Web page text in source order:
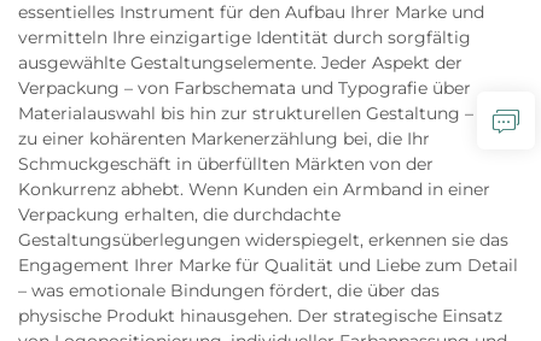
essentielles Instrument für den Aufbau Ihrer Marke und
vermitteln Ihre einzigartige Identität durch sorgfältig
ausgewählte Gestaltungselemente. Jeder Aspekt der
Verpackung – von Farbschemata und Typografie über
Materialauswahl bis hin zur strukturellen Gestaltung – trägt
zu einer kohärenten Markenerzählung bei, die Ihr
Schmuckgeschäft in überfüllten Märkten von der
Konkurrenz abhebt. Wenn Kunden ein Armband in einer
Verpackung erhalten, die durchdachte
Gestaltungsüberlegungen widerspiegelt, erkennen sie das
Engagement Ihrer Marke für Qualität und Liebe zum Detail
– was emotionale Bindungen fördert, die über das
physische Produkt hinausgehen. Der strategische Einsatz